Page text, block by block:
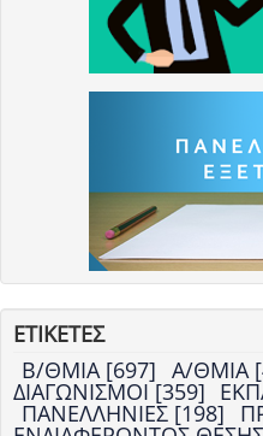
ΕΤΙΚΕΤΕΣ
Β/ΘΜΙΑ [697] Α/ΘΜΙΑ
ΔΙΑΓΩΝΙΣΜΟΙ [359]
ΠΑΝΕΛΛΗΝΙΕΣ [198]